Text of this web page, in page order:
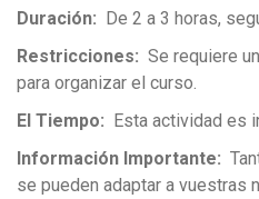
Duración
De 2 a 3 horas,
Restricciones
Se requiere
para organizar el curso.
El Tiempo
Esta actividad es
Información Importante
se pueden adaptar a vuestras